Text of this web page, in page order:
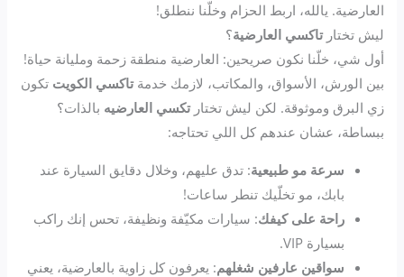
العارضية. يالله، اربط الحزام وخلّنا ننطلق!
ليش تختارتاكسي العارضية؟
أول شي، خلّنا نكون صريحين: العارضية منطقة زحمة ومليانة حياة!
بين الورش، الأسواق، والمكاتب، لازمك خدمةتاكسي الكويت تكون
زي البرق وموثوقة. لكن ليش تختارتكسي العارضيه بالذات؟
ببساطة، عشان عندهم كل اللي تحتاجه:
سرعة مو طبيعية: تدق عليهم، وخلال دقايق السيارة عند
بابك، مو تخلّيك تنطر ساعات!
راحة على كيفك: سيارات مكيّفة ونظيفة، تحس إنك راكب
بسيارة VIP.
سواقين عارفين شغلهم: يعرفون كل زاوية بالعارضية، يعني